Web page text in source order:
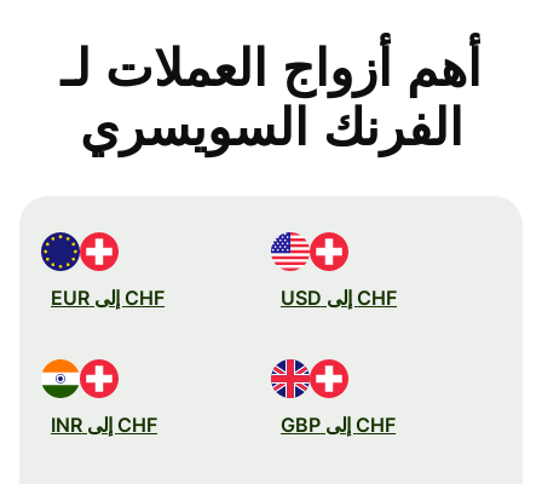
أهم أزواج العملات لـ
الفرنك السويسري
CHF إلى USD CHF إلى EUR
CHF إلى GBP CHF إلى INR